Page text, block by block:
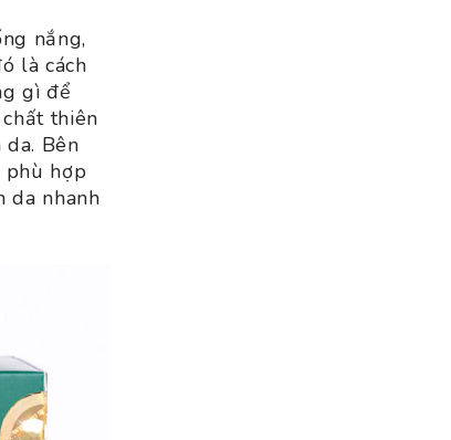
nắng,
là cách
gì để
thiên
Bên
phù hợp
da nhanh